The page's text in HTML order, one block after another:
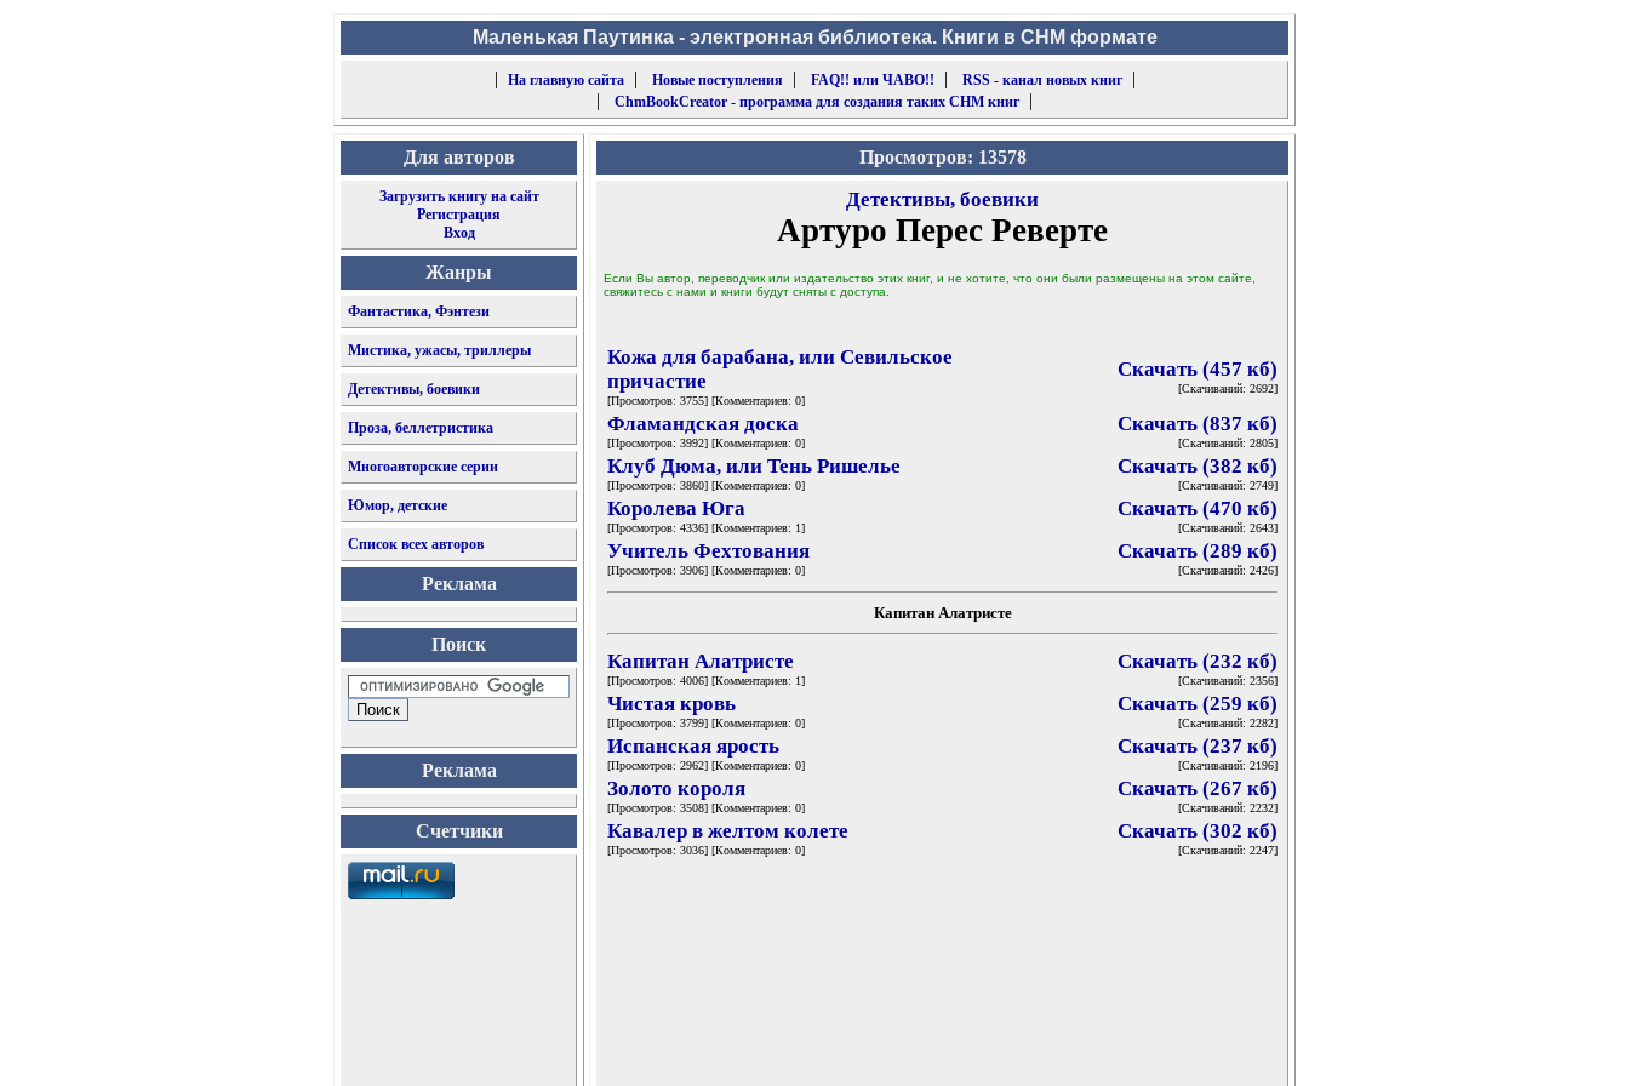
Маленькая Паутинка - электронная библиотека. Книги в CHM формате
|
На главную сайта| Новые поступления | FAQ!! или ЧАВО!! | RSS - канал новых книг|
|
ChmBookCreator - программа для создания таких CHM книг|
Для авторов
Загрузить книгу на сайт
Регистрация
Вход
Жанры
Фантастика, Фэнтези
Мистика, ужасы, триллеры
Детективы, боевики
Проза, беллетристика
Многоавторские серии
Юмор, детские
Список всех авторов
Реклама
Поиск
Реклама
Счетчики
Просмотров: 13578
Детективы, боевики
Артуро Перес Реверте
Если Вы автор, переводчик или издательство этих книг, и не хотите, что они были размещены на этом сайте,
свяжитесь с нами и книги будут сняты с доступа.
Кожа для барабана, или Севильское
причастие
[Просмотров: 3755] [Комментариев: 0]
Скачать (457 кб)
[Скачиваний: 2692]
Фламандская доска
[Просмотров: 3992] [Комментариев: 0]
Скачать (837 кб)
[Скачиваний: 2805]
Клуб Дюма, или Тень Ришелье
[Просмотров: 3860] [Комментариев: 0]
Скачать (382 кб)
[Скачиваний: 2749]
Королева Юга
[Просмотров: 4336] [Комментариев: 1]
Скачать (470 кб)
[Скачиваний: 2643]
Учитель Фехтования
[Просмотров: 3906] [Комментариев: 0]
Скачать (289 кб)
[Скачиваний: 2426]
Капитан Алатристе
Капитан Алатристе
[Просмотров: 4006] [Комментариев: 1]
Скачать (232 кб)
[Скачиваний: 2356]
Чистая кровь
[Просмотров: 3799] [Комментариев: 0]
Скачать (259 кб)
[Скачиваний: 2282]
Испанская ярость
[Просмотров: 2962] [Комментариев: 0]
Скачать (237 кб)
[Скачиваний: 2196]
Золото короля
[Просмотров: 3508] [Комментариев: 0]
Скачать (267 кб)
[Скачиваний: 2232]
Кавалер в желтом колете
[Просмотров: 3036] [Комментариев: 0]
Скачать (302 кб)
[Скачиваний: 2247]